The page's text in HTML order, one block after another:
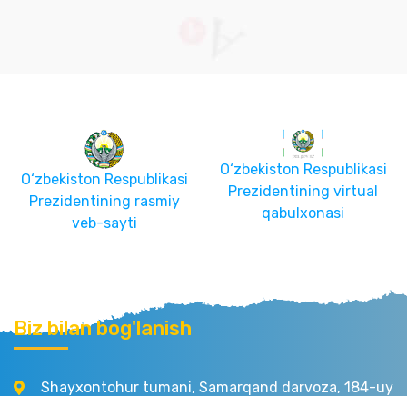
O‘zbekiston Respublikasi
Prezidentining rasmiy
veb-sayti
O‘zbekiston Respublikasi
Prezidentining virtual
qabulxonasi
Biz bilan bog'lanish
Shayxontohur tumani, Samarqand darvoza, 184-uy